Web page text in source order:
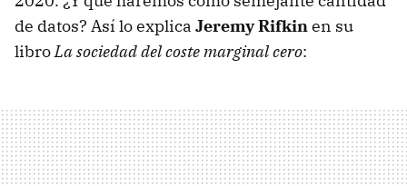
de datos? Así lo explica Jeremy Rifkin en su
libro La sociedad del coste marginal cero: